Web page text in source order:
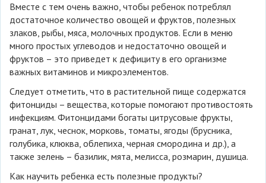
Вместе с тем очень важно, чтобы ребенок потреблял
достаточное количество овощей и фруктов, полезных
злаков, рыбы, мяса, молочных продуктов. Если в меню
много простых углеводов и недостаточно овощей и
фруктов – это приведет к дефициту в его организме
важных витаминов и микроэлементов.
Следует отметить, что в растительной пище содержатся
фитонциды – вещества, которые помогают противостоять
инфекциям. Фитонцидами богаты цитрусовые фрукты,
гранат, лук, чеснок, морковь, томаты, ягоды (брусника,
голубика, клюква, облепиха, черная смородина и др.), а
также зелень – базилик, мята, мелисса, розмарин, душица.
Как научить ребенка есть полезные продукты?